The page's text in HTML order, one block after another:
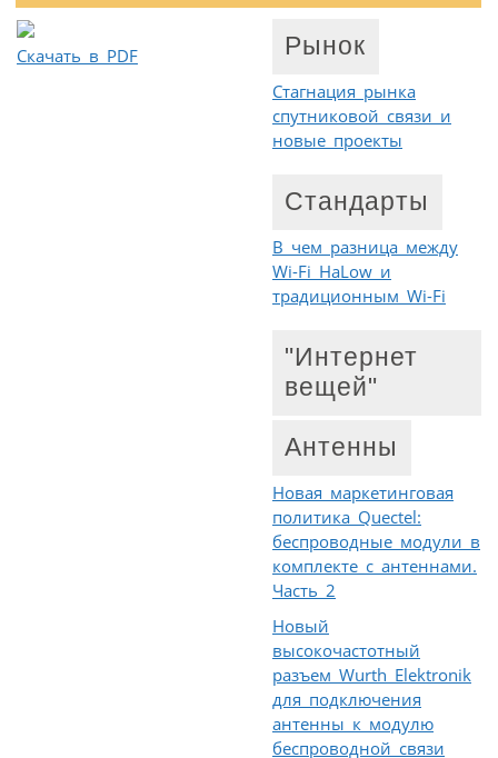
Скачать в PDF Рынок
Стагнация рынка
спутниковой связи и
новые проекты
Стандарты
В чем разница между
Wi-Fi HaLow и
традиционным Wi-Fi
"Интернет
вещей"
Антенны
Новая маркетинговая
политика Quectel:
беспроводные модули в
комплекте с антеннами.
Часть 2
Новый
высокочастотный
разъем Wurth Elektronik
для подключения
антенны к модулю
беспроводной связи